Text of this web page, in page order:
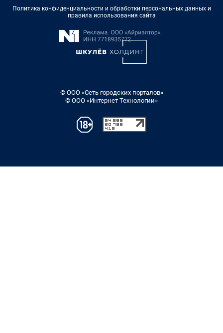
Политика конфиденциальности и обработки персональных данных и
правила использования сайта
© ООО «Сеть городских порталов»
© ООО «Интернет Технологии»